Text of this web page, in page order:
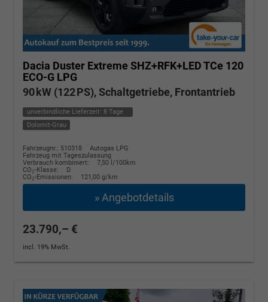
Dacia Duster Extreme SHZ+RFK+LED TCe 120
ECO-G LPG
90 kW (122 PS), Schaltgetriebe, Frontantrieb
unverbindliche Lieferzeit: 8 Tage
Dolomit-Grau
Fahrzeugnr.: 510318
Autogas LPG
Fahrzeug mit Tageszulassung
Verbrauch kombiniert:
7,50 l/100km
CO2-Klasse:
D
CO2-Emissionen: 121,00 g/km
» Angebotdetails
23.790,– €
incl. 19% MwSt.